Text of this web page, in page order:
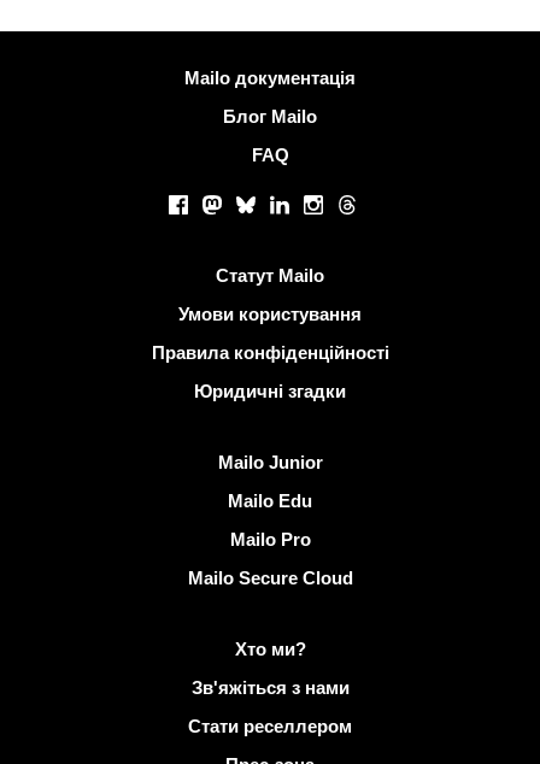
Mailo документація
Блог Mailo
FAQ
Facebook
Mastodon
BlueskyLinkedInInstagram
Threads
Статут Mailo
Умови користування
Правила конфіденційності
Юридичні згадки
Mailo Junior
Mailo Edu
Mailo Pro
Mailo Secure Cloud
Хто ми?
Зв'яжіться з нами
Стати реселлером